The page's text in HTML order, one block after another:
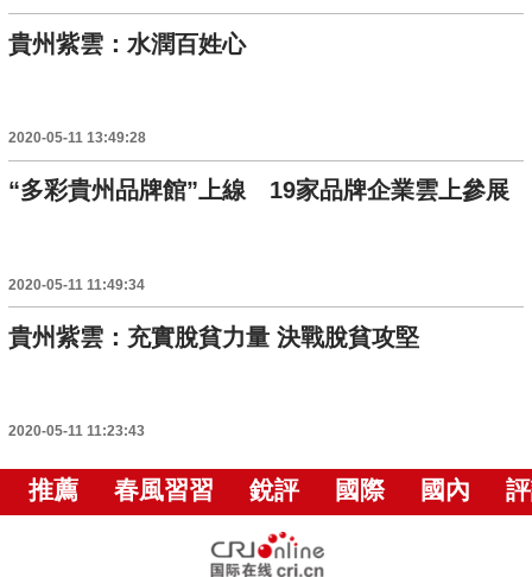
貴州紫雲：水潤百姓心
2020-05-11 13:49:28
“多彩貴州品牌館”上線 19家品牌企業雲上參展
2020-05-11 11:49:34
貴州紫雲：充實脫貧力量 決戰脫貧攻堅
2020-05-11 11:23:43
推薦 春風習習 銳評 國際 國內